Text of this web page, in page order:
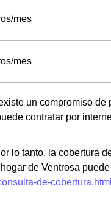
mes
mes
un compromiso de
contratar por
lo tanto, la cobertura
de Ventrosa
de-